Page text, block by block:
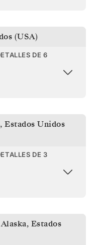
(USA)
DE 6
, Estados Unidos
DE 3
, Estados